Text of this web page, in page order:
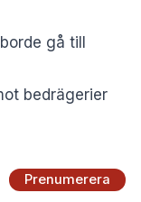
gå till
bedrägerier
Prenumerera